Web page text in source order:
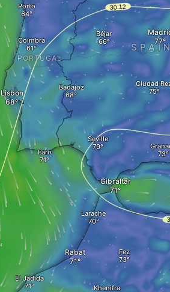
Béjar
Seville
Lisbon
Faro
PORTUGAL
Coimbra
Badajoz
Porto
Rabat
El Jadida
Khenifra
Larache
Ciudad
Fez
Gibraltar